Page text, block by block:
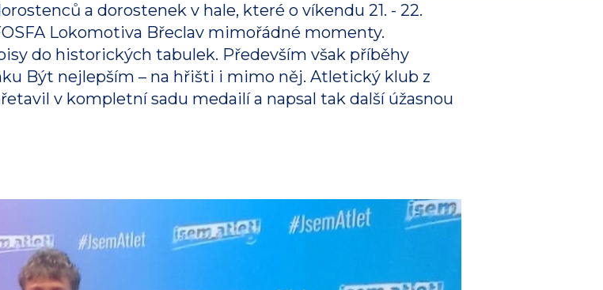
a dorostenek v hale, které o víkendu 21. - 22.
Lokomotiva Břeclav mimořádné momenty.
do historických tabulek. Především však příběhy
Být nejlepším – na hřišti i mimo něj. Atletický klub z
v kompletní sadu medailí a napsal tak další úžasnou